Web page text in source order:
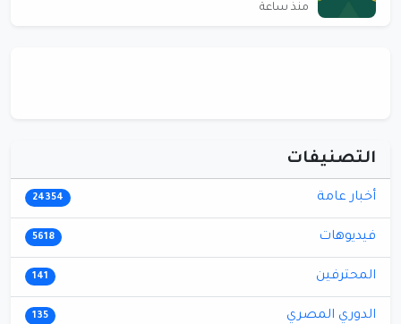
منذ ساعة
التصنيفات
أخبار عامة 24354
فيديوهات 5618
المحترفين 141
الدوري المصري 135